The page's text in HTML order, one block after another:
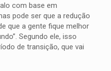
com base em
pode ser que a redução
que a gente fique melhor
Segundo ele, isso
de transição, que vai